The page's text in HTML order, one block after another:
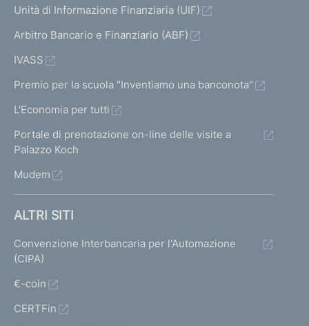
Unità di Informazione Finanziaria (UIF)
Arbitro Bancario e Finanziario (ABF)
IVASS
Premio per la scuola "Inventiamo una banconota"
L'Economia per tutti
Portale di prenotazione on-line delle visite a
Palazzo Koch
Mudem
ALTRI SITI
Convenzione Interbancaria per l'Automazione
(CIPA)
€-coin
CERTFin